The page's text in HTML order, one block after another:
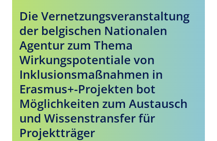
Die Vernetzungsveranstaltung
der belgischen Nationalen
Agentur zum Thema
Wirkungspotentiale von
Inklusionsmaßnahmen in
Erasmus+-Projekten bot
Möglichkeiten zum Austausch
und Wissenstransfer für
Projektträger